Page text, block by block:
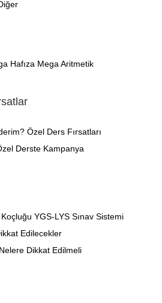
Hafıza Mega Aritmetik
Özel Ders Fırsatları
Derste Kampanya
YGS-LYS Sınav Sistemi
Edilecekler
Dikkat Edilmeli